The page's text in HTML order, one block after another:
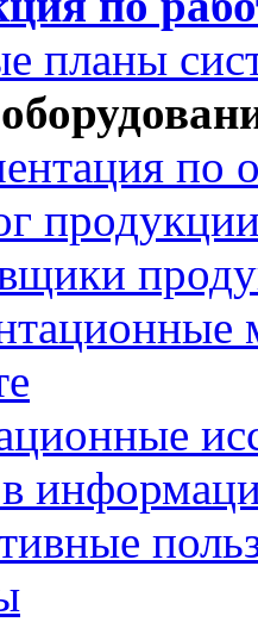
планы
по